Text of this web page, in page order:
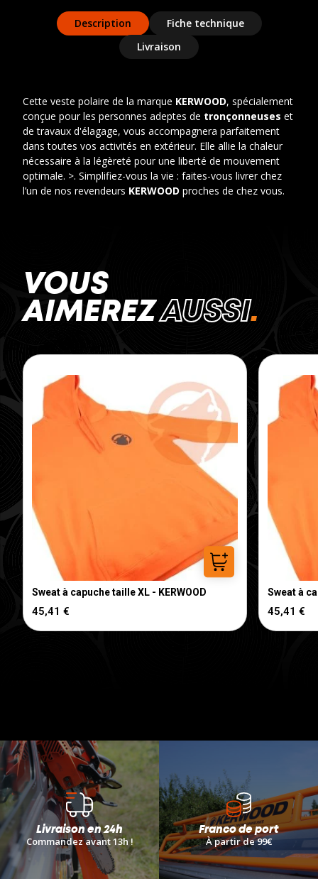
Description
Fiche technique
Livraison
Cette veste polaire de la marque KERWOOD, spécialement
conçue pour les personnes adeptes de tronçonneuses et
de travaux d'élagage, vous accompagnera parfaitement
dans toutes vos activités en extérieur. Elle allie la chaleur
nécessaire à la légèreté pour une liberté de mouvement
optimale. >. Simplifiez-vous la vie : faites-vous livrer chez
l’un de nos revendeurs KERWOOD proches de chez vous.
VOUS
AIMEREZAUSSI
Ajouter au panier
Sweat à capuche taille XL - KERWOOD
45,41 €
Sweat à
45,41 €
Livraison en 24h
Commandez avant 13h !
Franco de port
Àpartir de 99€